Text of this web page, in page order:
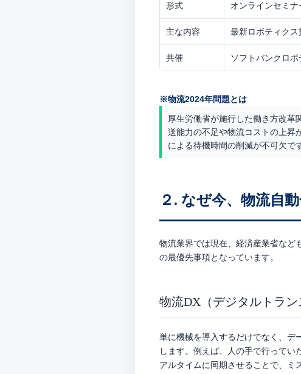
形式 オンラインセミナ
主な内容 最新ロボティク
共催 ソフトバンクロ
※物流2024年問題とは
厚生労働省が施行した働き方改
送能力の不足や物流コストの上昇
による待機時間の削減が不可欠で
２. なぜ今、物流自
物流業界では現在、経済産業省など
の最優先事項となっています。
物流DX（デジタルトラ
単に機械を導入するだけでなく、デ
します。例えば、人の手で行って
アルタイムに同期させることで、ミ